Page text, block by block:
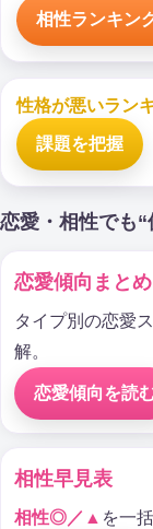
相性ランキン
性格が悪いラン
課題を把握
恋愛・相性でも“
恋愛傾向まと
タイプ別の恋愛
解。
恋愛傾向を読
相性早見表
相性◎／▲ を一